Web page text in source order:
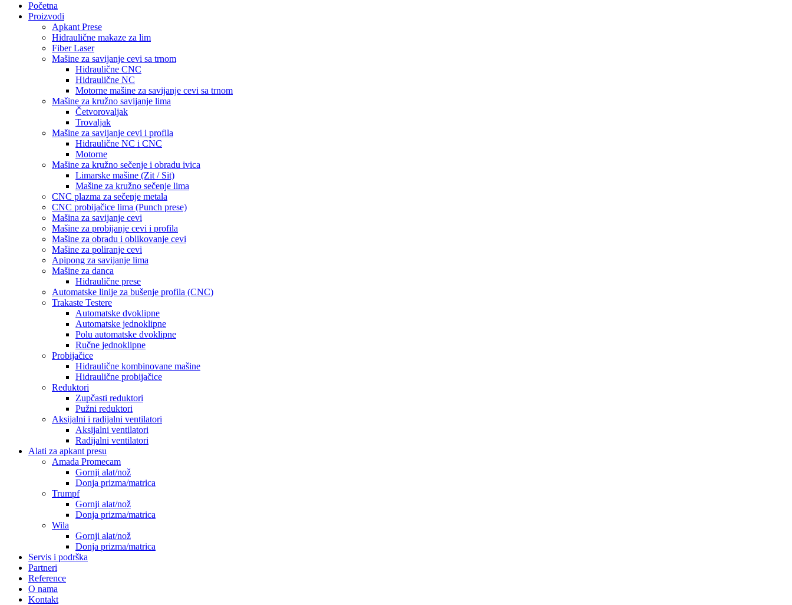
Početna
Proizvodi
Apkant Prese
Hidraulične makaze za lim
Fiber Laser
Mašine za savijanje cevi sa trnom
Hidraulične CNC
Hidraulične NC
Motorne mašine za savijanje cevi sa trnom
Mašine za kružno savijanje lima
Četvorovaljak
Trovaljak
Mašine za savijanje cevi i profila
Hidraulične NC i CNC
Motorne
Mašine za kružno sečenje i obradu ivica
Limarske mašine (Zit / Sit)
Mašine za kružno sečenje lima
CNC plazma za sečenje metala
CNC probijačice lima (Punch prese)
Mašina za savijanje cevi
Mašine za probijanje cevi i profila
Mašine za obradu i oblikovanje cevi
Mašine za poliranje cevi
Apipong za savijanje lima
Mašine za danca
Hidraulične prese
Automatske linije za bušenje profila (CNC)
Trakaste Testere
Automatske dvoklipne
Automatske jednoklipne
Polu automatske dvoklipne
Ručne jednoklipne
Probijačice
Hidraulične kombinovane mašine
Hidraulične probijačice
Reduktori
Zupčasti reduktori
Pužni reduktori
Aksijalni i radijalni ventilatori
Aksijalni ventilatori
Radijalni ventilatori
Alati za apkant presu
Amada Promecam
Gornji alat/nož
Donja prizma/matrica
Trumpf
Gornji alat/nož
Donja prizma/matrica
Wila
Gornji alat/nož
Donja prizma/matrica
Servis i podrška
Partneri
Reference
O nama
Kontakt